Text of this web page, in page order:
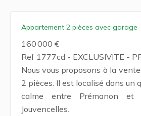
Appartement 2 pièces avec garage
160 000 €
Ref 1777cd - EXCLUSIVITE -
Nous vous proposons à la
2 pièces. Il est localisé dans un
calme entre Prémanon
Jouvencelles.